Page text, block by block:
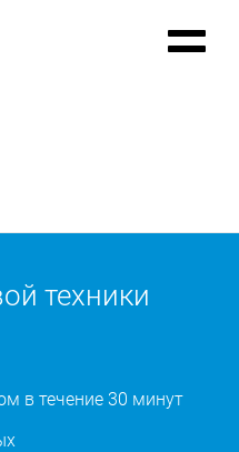
техники
в течение 30 минут